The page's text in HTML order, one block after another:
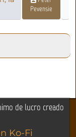
Pevensie
de lucro creado
Ko-Fi